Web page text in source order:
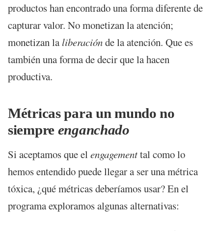
productos han encontrado una forma diferente de
capturar valor. No monetizan la atención;
monetizan la liberaciónde la atención. Que es
también una forma de decir que la hacen
productiva.
Métricas para un mundo no
siempre enganchado
Si aceptamos que el engagementtal como lo
hemos entendido puede llegar a ser una métrica
tóxica, ¿qué métricas deberíamos usar? En el
programa exploramos algunas alternativas: